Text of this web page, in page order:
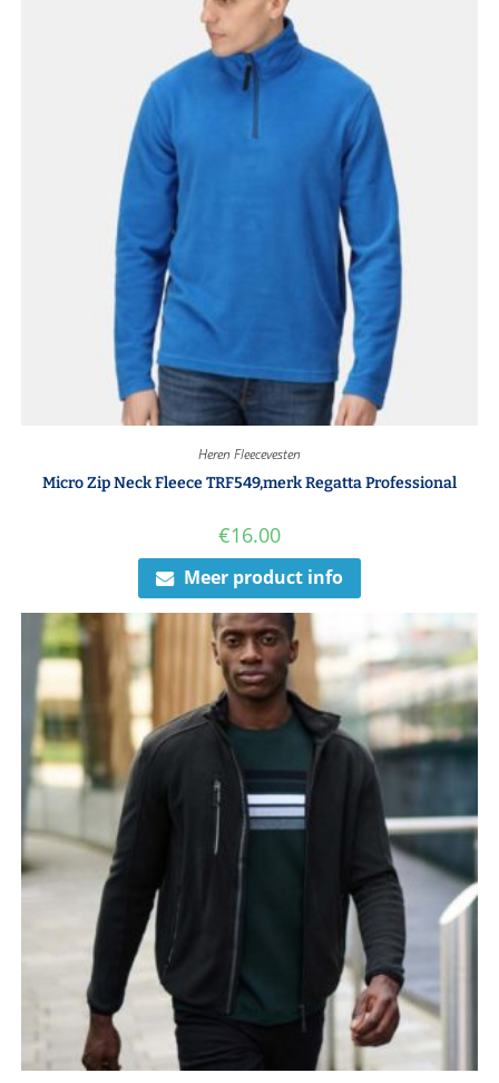
Heren Fleecevesten
Micro Zip Neck Fleece TRF549,merk Regatta Professional
€16.00
Meer product info